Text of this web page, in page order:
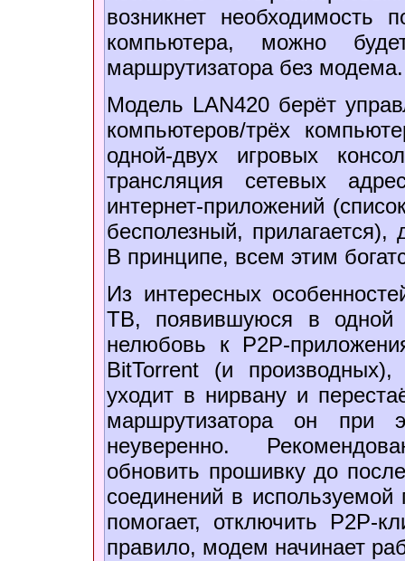
возникнет необходимость
компьютера, можно
маршрутизатора без модема.
Модель LAN420 берёт
компьютеров/трёх
одной-двух игровых
трансляция сетевых
интернет-приложений
бесполезный, прилагается),
В принципе, всем этим
Из интересных
ТВ, появившуюся в одной
нелюбовь к P2P-
BitTorrent (и
уходит в нирвану и
маршрутизатора он при
неуверенно.
обновить прошивку до
соединений в
помогает, отключить P2P-
правило, модем начинает